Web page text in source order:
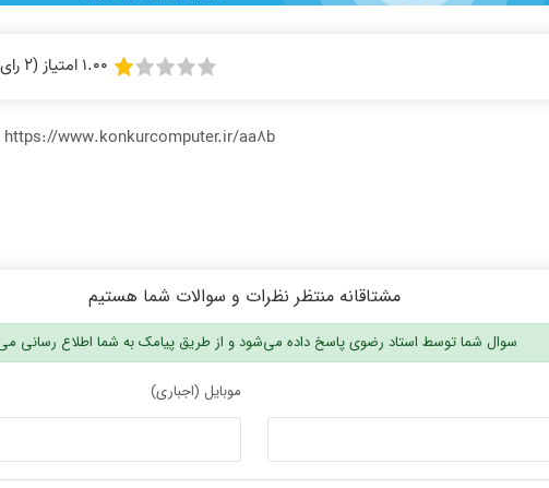
1.00 امتیاز (2 رای)
https://www.konkurcomputer.ir/aa8b
مشتاقانه منتظر نظرات و سوالات شما هستیم
سوال شما توسط استاد رضوی پاسخ داده می‌شود و از طریق پیامک به شما اطلاع رسانی
موبایل (اجباری)